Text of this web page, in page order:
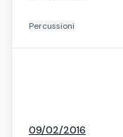
Percussioni
09/02/2016